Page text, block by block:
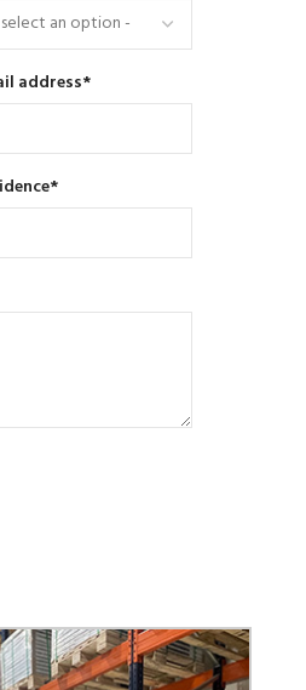
address*
*